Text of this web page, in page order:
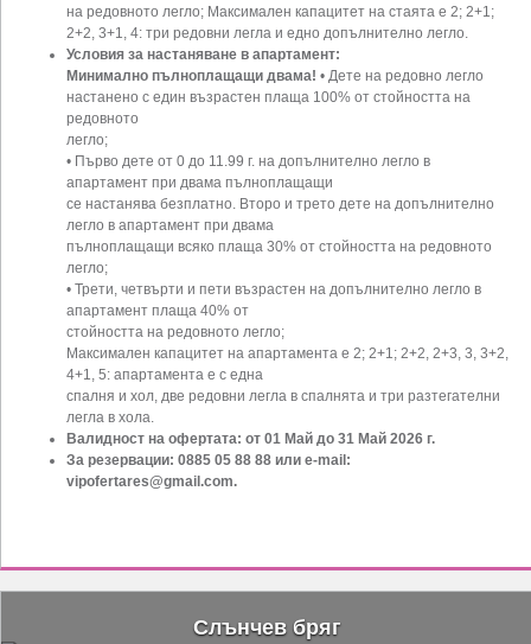
на редовното легло; Максимален капацитет на стаята е 2; 2+1;
2+2, 3+1, 4: три редовни легла и едно допълнително легло.
Условия за настаняване в апартамент:
Минимално пълноплащащи двама! • Дете на редовно легло
настанено с един възрастен плаща 100% от стойността на
редовното
легло;
• Първо дете от 0 до 11.99 г. на допълнително легло в
апартамент при двама пълноплащащи
се настанява безплатно. Второ и трето дете на допълнително
легло в апартамент при двама
пълноплащащи всяко плаща 30% от стойността на редовното
легло;
• Трети, четвърти и пети възрастен на допълнително легло в
апартамент плаща 40% от
стойността на редовното легло;
Максимален капацитет на апартамента е 2; 2+1; 2+2, 2+3, 3, 3+2,
4+1, 5: апартамента е с една
спалня и хол, две редовни легла в спалнята и три разтегателни
легла в хола.
Валидност на офертата: от 01 Май до 31 Май 2026 г.
За резервации: 0885 05 88 88 или е-mail:
vipofertares@gmail.com.
Слънчев бряг